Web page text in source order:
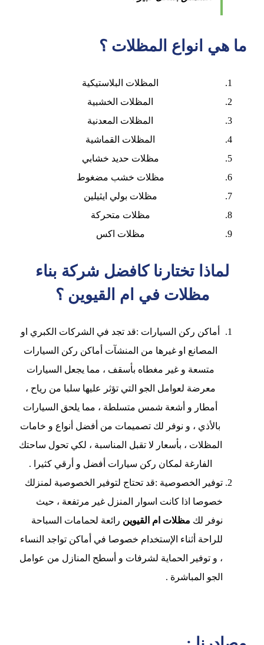
ما هي انواع المظلات ؟
المظلات البلاستيكية
المظلات الخشبية
المظلات المعدنية
المظلات القماشية
مظلات حديد خشابي
مظلات خشب مضغوط
مظلات بولي ايثيلين
مظلات متحركة
مظلات اكس
لماذا تختارنا كافضل شركة بناء
مظلات في ام القيوين ؟
أماكن ركن السيارات :قد تجد في الشركات الكبري او
المصانع او غيرها من المنشآت أماكن ركن السيارات
متسعة و غير مغطاه بأسقف ، مما يجعل السيارات
معرضة لعوامل الجو التي تؤثر عليها سلبا من رياح ،
أمطار و أشعة شمس متسلطة ، مما يلحق السيارات
بالأذي ، و نوفر لك تصميمات من أفضل أنواع و خامات
المظلات ، بأسعار لا تقبل المناسبة ، لكي تحول ساحتك
الفارغة لمكان ركن سيارات أفضل و أرقي كثيرا .
توفير الخصوصية :قد تحتاج لتوفير الخصوصية لمنزلك
خصوصا اذا كانت اسوار المنزل غير مرتفعة ، حيث
نوفر لك مظلات ام القيوين رائعة لحمامات السباحة
للراحة أثناء الإستخدام خصوصا في أماكن تواجد النساء
، و توفير الحماية لشرفات و أسطح المنازل من عوامل
الجو المباشرة .